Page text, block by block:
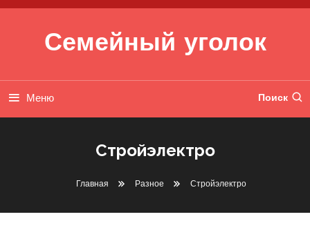
Перейти к содержимому
Семейный уголок
Меню Поиск
Стройэлектро
Главная Разное Стройэлектро